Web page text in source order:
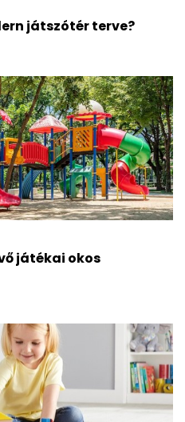
játszótér terve?
játékai okos